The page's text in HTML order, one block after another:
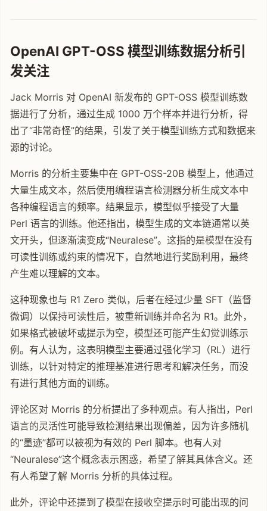
OpenAI GPT-OSS 模型训练数据分析引
发关注
Jack Morris 对 OpenAI 新发布的 GPT-OSS 模型训练数
据进行了分析，通过生成 1000 万个样本并进行分析，得
出了“非常奇怪”的结果，引发了关于模型训练方式和数据来
源的讨论。
Morris 的分析主要集中在 GPT-OSS-20B 模型上，他通过
大量生成文本，然后使用编程语言检测器分析生成文本中
各种编程语言的频率。结果显示，模型似乎接受了大量
Perl 语言的训练。他还指出，模型生成的文本链通常以英
文开头，但逐渐演变成“Neuralese”。这指的是模型在没有
可读性训练或约束的情况下，自然地进行奖励利用，最终
产生难以理解的文本。
这种现象也与 R1 Zero 类似，后者在经过少量 SFT（监督
微调）以保持可读性后，被重新训练并命名为 R1。此外，
如果格式被破坏或提示为空，模型还可能产生幻觉训练示
例。有人认为，这表明模型主要通过强化学习（RL）进行
训练，以针对特定的推理基准进行思考和解决任务，而没
有进行其他方面的训练。
评论区对 Morris 的分析提出了多种观点。有人指出，Perl
语言的灵活性可能导致检测结果出现偏差，因为许多随机
的“墨迹”都可以被视为有效的 Perl 脚本。也有人对
“Neuralese”这个概念表示困惑，希望了解其具体含义。还
有人希望了解 Morris 分析的具体过程。
此外，评论中还提到了模型在接收空提示时可能出现的问